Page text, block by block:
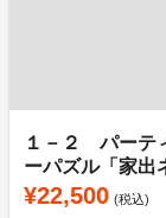
１－２ パーテ
ーパズル「家出
¥22,500 (税込)